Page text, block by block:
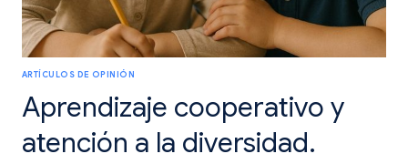
ARTÍCULOS DE OPINIÓN
Aprendizaje cooperativo y
atención a la diversidad.